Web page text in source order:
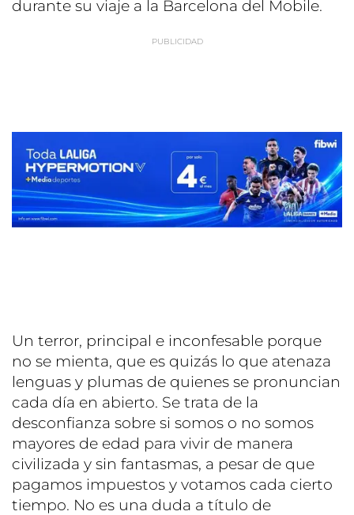
durante su viaje a la Barcelona del Mobile.
Un terror, principal e inconfesable porque
no se mienta, que es quizás lo que atenaza
lenguas y plumas de quienes se pronuncian
cada día en abierto. Se trata de la
desconfianza sobre si somos o no somos
mayores de edad para vivir de manera
civilizada y sin fantasmas, a pesar de que
pagamos impuestos y votamos cada cierto
tiempo. No es una duda a título de